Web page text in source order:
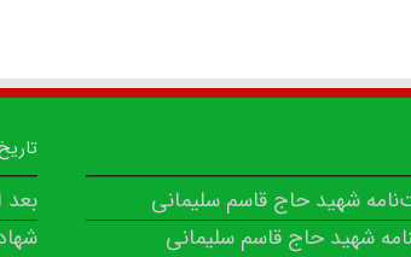
شهید حاج قاسم سلیمانی
شهید حاج قاسم سلیمانی